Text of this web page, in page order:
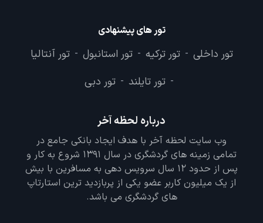
تور های پیشنهادی
تور داخلی - تور ترکیه - تور استانبول - تور آنتالیا
- تور تایلند - تور دبی
درباره لحظه آخر
وب سایت لحظه آخر با هدف ایجاد بانکی جامع در
تمامی زمینه های گردشگری در سال 1391 شروع به کار و
پس از حدود 12 سال سرویس دهی به مسافرین با بیش
از یک میلیون کاربر عضو یکی از پربازدید ترین استارتاپ
های گردشگری می باشد.